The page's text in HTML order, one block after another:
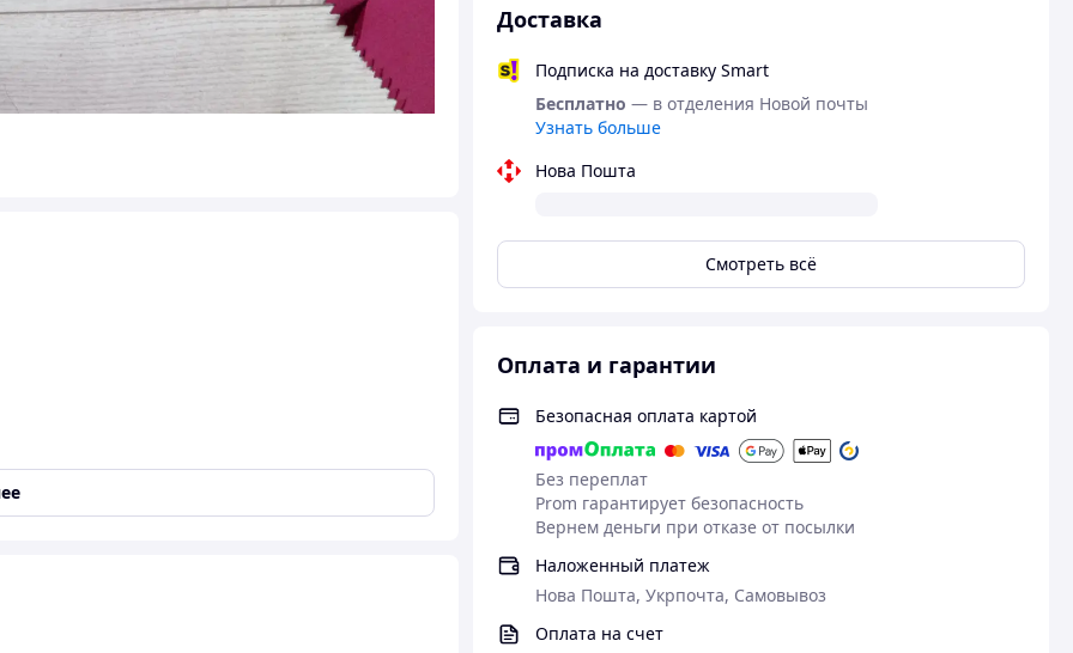
Доставка
Подписка на доставку Smart
Бесплатно — в отделения Новой почты
Узнать больше
Нова Пошта
Смотреть всё
Оплата и гарантии
Безопасная оплата картой
Без переплат
Prom гарантирует безопасность
Вернем деньги при отказе от посылки
Наложенный платеж
Нова Пошта, Укрпочта, Самовывоз
Оплата на счет
класу , який випускається зі школи на